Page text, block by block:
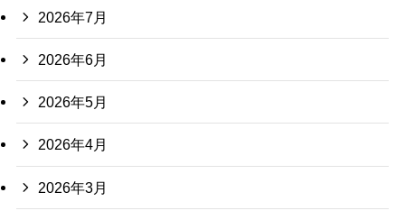
2026年7月
2026年6月
2026年5月
2026年4月
2026年3月